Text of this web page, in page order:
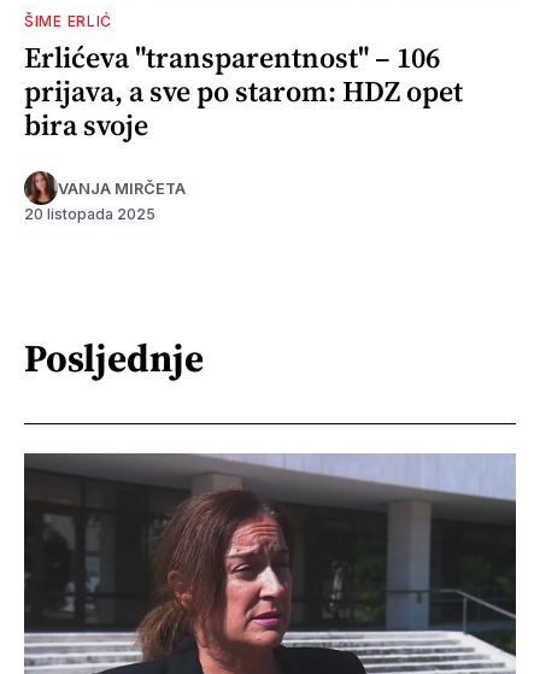
ŠIME ERLIĆ
Erlićeva "transparentnost" – 106
prijava, a sve po starom: HDZ opet
bira svoje
VANJA MIRČETA
20 listopada 2025
Posljednje